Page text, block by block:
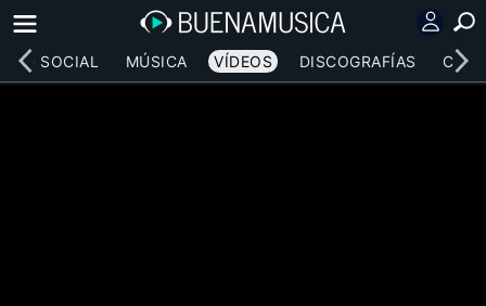
RED SOCIAL MÚSICA VÍDEOS DISCOGRAFÍAS